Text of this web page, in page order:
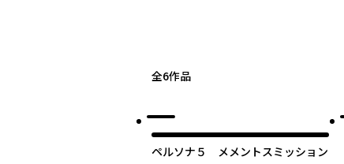
全6作品
ペルソナ５ メメントスミッション